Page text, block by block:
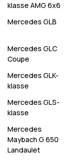
klasse AMG 6x6
Mercedes GLB
Mercedes GLC
Coupe
Mercedes GLK-
klasse
Mercedes GLS-
klasse
Mercedes
Maybach G 650
Landaulet